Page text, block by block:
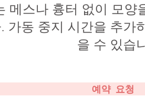
메스나 흉터 없이 모
가동 중지 시간을 추가
을 수 있습
예약 요청